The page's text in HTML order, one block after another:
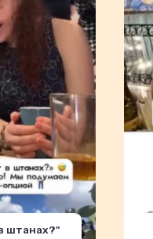
штанах?"